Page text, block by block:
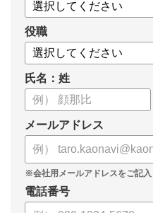
・ 1on1 の基本アジェンダと質
についてまとめましたので、
役職
氏名：姓
メールアドレス
電話番号